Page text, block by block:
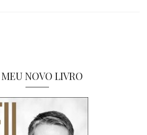
NOVO LIVRO